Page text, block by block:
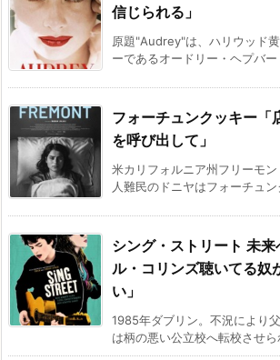
信じられる」
原題"Audrey"は、ハリウッド
ーであるオードリー・ヘプバ
フォーチュンクッキー「
を呼び出して」
米カリフォルニア州フリーモ
人難民のドニヤはフォーチュ
シング・ストリート 未
ル・コリンズ聴いてる奴
い」
1985年ダブリン。不況により
は柄の悪い公立校へ転校させ